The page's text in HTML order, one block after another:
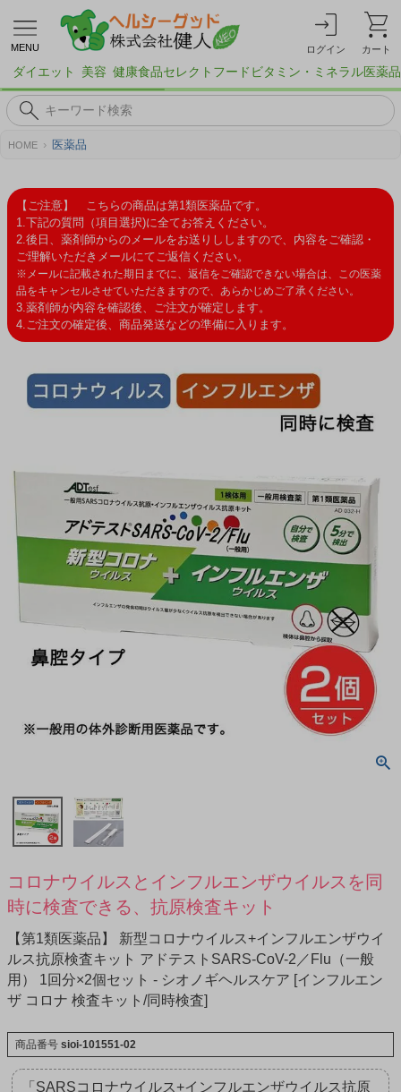
MENU ログイン カート
ダイエット 美容 健康食品セレクトフード ビタミン・ミネラル医薬品
HOME 医薬品
【ご注意】 こちらの商品は第1類医薬品です。
1.下記の質問（項目選択)に全てお答えください。
2.後日、薬剤師からのメールをお送りししますので、内容をご確認・
ご理解いただきメールにてご返信ください。
※メールに記載された期日までに、返信をご確認できない場合は、この医薬
品をキャンセルさせていただきますので、あらかじめご了承ください。
3.薬剤師が内容を確認後、ご注文が確定します。
4.ご注文の確定後、商品発送などの準備に入ります。
コロナウイルスとインフルエンザウイルスを同
時に検査できる、抗原検査キット
【第1類医薬品】 新型コロナウイルス+インフルエンザウイ
ルス抗原検査キット アドテストSARS-CoV-2／Flu（一般
用） 1回分×2個セット - シオノギヘルスケア [インフルエン
ザ コロナ 検査キット/同時検査]
商品番号 sioi-101551-02
「SARSコロナウイルス+インフルエンザウイルス抗原